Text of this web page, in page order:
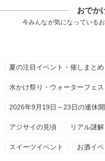
おでか
今みんなが気になっている
夏の注目イベント・催しまとめ
水かけ祭り・ウォーターフェス
2026年9月19日～23日の連休
アジサイの見頃 リアル謎
スイーツイベント お酒イベ